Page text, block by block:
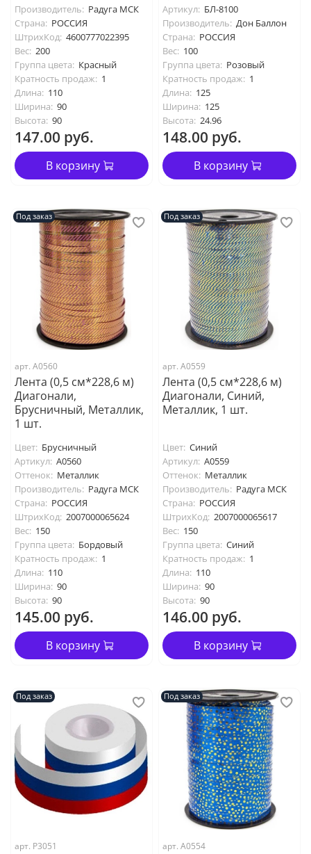
Производитель: Радуга МСК
Страна: РОССИЯ
ШтрихКод: 4600777022395
Вес: 200
Группа цвета: Красный
Кратность продаж: 1
Длина: 110
Ширина: 90
Высота: 90
147.00 руб.
В корзину
Артикул: БЛ-8100
Производитель: Дон Баллон
Страна: РОССИЯ
Вес: 100
Группа цвета: Розовый
Кратность продаж: 1
Длина: 125
Ширина: 125
Высота: 24.96
148.00 руб.
В корзину
Под заказ
арт. А0560
Лента (0,5 см*228,6 м)
Диагонали,
Брусничный, Металлик,
1 шт.
Цвет: Брусничный
Артикул: А0560
Оттенок: Металлик
Производитель: Радуга МСК
Страна: РОССИЯ
ШтрихКод: 2007000065624
Вес: 150
Группа цвета: Бордовый
Кратность продаж: 1
Длина: 110
Ширина: 90
Высота: 90
145.00 руб.
В корзину
Под заказ
арт. А0559
Лента (0,5 см*228,6 м)
Диагонали, Синий,
Металлик, 1 шт.
Цвет: Синий
Артикул: А0559
Оттенок: Металлик
Производитель: Радуга МСК
Страна: РОССИЯ
ШтрихКод: 2007000065617
Вес: 150
Группа цвета: Синий
Кратность продаж: 1
Длина: 110
Ширина: 90
Высота: 90
146.00 руб.
В корзину
Под заказ
арт. P3051
Под заказ
арт. А0554